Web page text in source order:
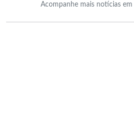
Acompanhe mais notícias em